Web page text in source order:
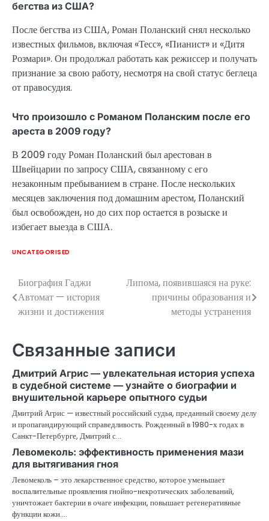
бегства из США?
После бегства из США, Роман Поланский снял несколько
известных фильмов, включая «Тесс», «Пианист» и «Дитя
Розмари». Он продолжал работать как режиссер и получать
признание за свою работу, несмотря на свой статус беглеца
от правосудия.
Что произошло с Романом Поланским после его
ареста в 2009 году?
В 2009 году Роман Поланский был арестован в
Швейцарии по запросу США, связанному с его
незаконным пребыванием в стране. После нескольких
месяцев заключения под домашним арестом, Поланский
был освобожден, но до сих пор остается в розыске и
избегает выезда в США.
UNCATEGORISED
Навигация
по
Биография Гаджи
Автомат — история
жизни и достижения
Липома, появившаяся на руке:
причины образования и
методы устранения
Связанные записи
Дмитрий Агрис — увлекательная история успеха
в судебной системе — узнайте о биографии и
внушительной карьере опытного судьи
Дмитрий Агрис — известный российский судья, преданный своему делу
и пропагандирующий справедливость. Рожденный в 1980-х годах в
Санкт-Петербурге, Дмитрий с…
Левомеколь: эффективность применения мази
для вытягивания гноя
Левомеколь – это лекарственное средство, которое уменьшает
воспалительные проявления гнойно-некротических заболеваний,
уничтожает бактерии в очаге инфекции, повышает регенеративные
функции кожи.…